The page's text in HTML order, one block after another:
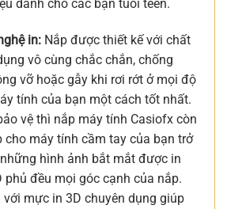
dành cho các bạn tuổi teen.
in: Nắp được thiết kế với chất
vô cùng chắc chắn, chống
vỡ hoặc gẫy khi rơi rớt ở mọi độ
tính của bạn một cách tốt nhất.
vệ thì nắp máy tính Casiofx còn
cho máy tính cầm tay của bạn trở
hình ảnh bắt mắt được in
phủ đều mọi góc cạnh của nắp.
mực in 3D chuyên dụng giúp